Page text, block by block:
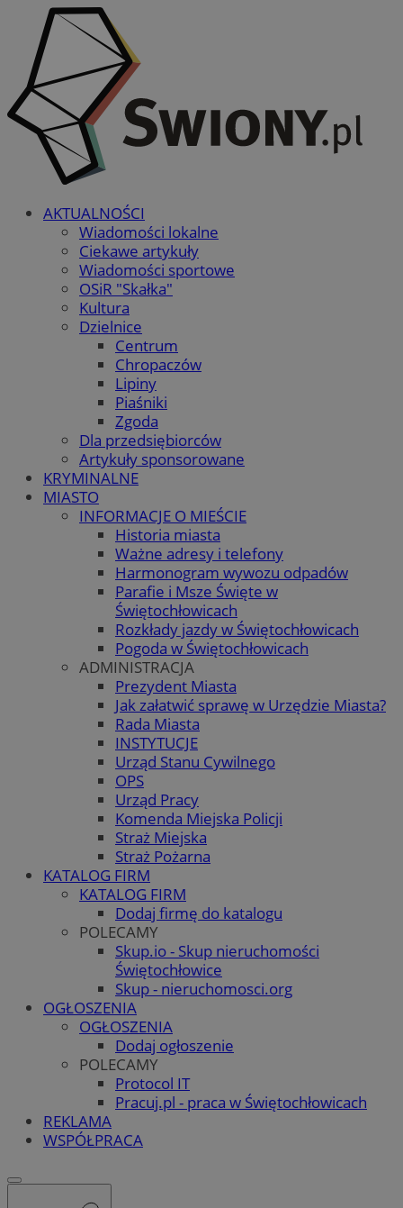
AKTUALNOŚCI
Wiadomości lokalne
Ciekawe artykuły
Wiadomości sportowe
OSiR "Skałka"
Kultura
Dzielnice
Centrum
Chropaczów
Lipiny
Piaśniki
Zgoda
Dla przedsiębiorców
Artykuły sponsorowane
KRYMINALNE
MIASTO
INFORMACJE O MIEŚCIE
Historia miasta
Ważne adresy i telefony
Harmonogram wywozu odpadów
Parafie i Msze Święte w
Świętochłowicach
Rozkłady jazdy w Świętochłowicach
Pogoda w Świętochłowicach
ADMINISTRACJA
Prezydent Miasta
Jak załatwić sprawę w Urzędzie Miasta?
Rada Miasta
INSTYTUCJE
Urząd Stanu Cywilnego
OPS
Urząd Pracy
Komenda Miejska Policji
Straż Miejska
Straż Pożarna
KATALOG FIRM
KATALOG FIRM
Dodaj firmę do katalogu
POLECAMY
Skup.io - Skup nieruchomości
Świętochłowice
Skup - nieruchomosci.org
OGŁOSZENIA
OGŁOSZENIA
Dodaj ogłoszenie
POLECAMY
Protocol IT
Pracuj.pl - praca w Świętochłowicach
REKLAMA
WSPÓŁPRACA